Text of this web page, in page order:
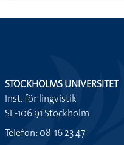
STOCKHOLMS UNIVERSITET
Inst. för lingvistik
SE-106 91 Stockholm
Telefon: 08-16 23 47